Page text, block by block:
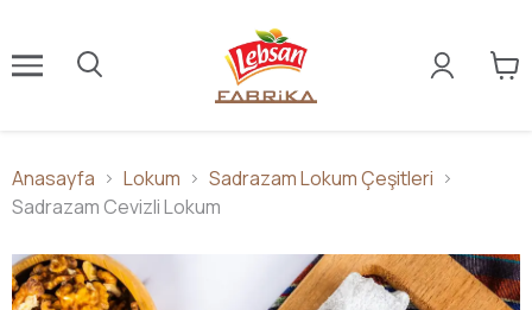
Anasayfa Lokum
Sadrazam Lokum Çeşitleri
Sadrazam Cevizli Lokum